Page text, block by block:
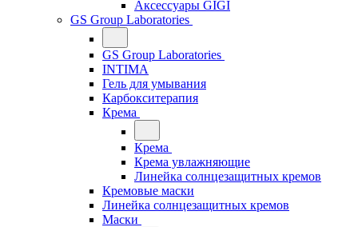
Аксессуары GIGI
GS Group Laboratories
GS Group Laboratories
INTIMA
Гель для умывания
Карбокситерапия
Крема
Крема
Крема увлажняющие
Линейка солнцезащитных кремов
Кремовые маски
Линейка солнцезащитных кремов
Маски